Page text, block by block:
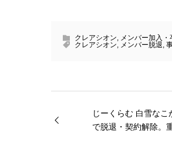
クレアシオン メンバー加入
クレアシオン
メンバー脱退
じーくらむ 白雪な
で脱退・契約解除。